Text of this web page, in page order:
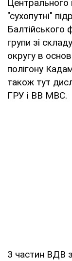
Центрального
"сухопутні"
Балтійського
групи зі
округу в
полігону
також тут
ГРУ і ВВ МВС.
З частин ВДВ